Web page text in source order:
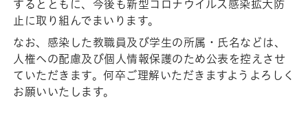
するとともに、今後も新型コロナウイルス感染拡大防
止に取り組んでまいります。
なお、感染した教職員及び学生の所属・氏名などは、
人権への配慮及び個人情報保護のため公表を控えさせ
ていただきます。何卒ご理解いただきますようよろしく
お願いいたします。